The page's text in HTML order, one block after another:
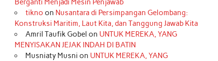
Berganti Menjadi Mesin Penjawab
tikno on Nusantara di Persimpangan Gelombang:
Konstruksi Maritim, Laut Kita, dan Tanggung Jawab Kita
Amril Taufik Gobel on UNTUK MEREKA, YANG
MENYISAKAN JEJAK INDAH DI BATIN
Musniaty Musni on UNTUK MEREKA, YANG